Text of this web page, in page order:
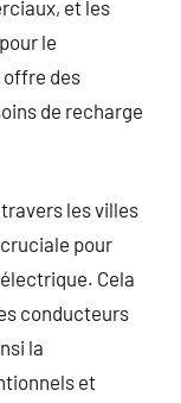
et les
le
offre des
de recharge
les villes
pour
Cela
conducteurs
la
et